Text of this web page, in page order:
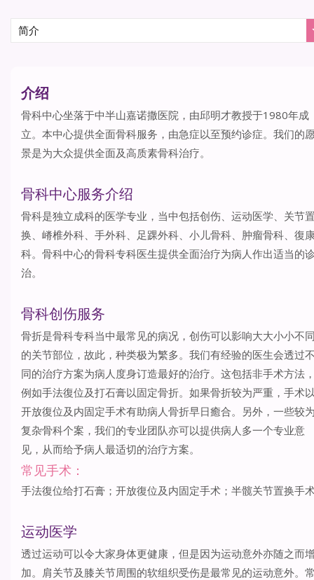
介绍
骨科中心坐落于中半山嘉诺撒医院，由邱明才教授于1980年成
立。本中心提供全面骨科服务，由急症以至预约诊症。我们的
景是为大众提供全面及高质素骨科治疗。
骨科中心服务介绍
骨科是独立成科的医学专业，当中包括创伤、运动医学、关节
换、嵴椎外科、手外科、足踝外科、小儿骨科、肿瘤骨科、復
科。骨科中心的骨科专科医生提供全面治疗为病人作出适当的
治。
骨科创伤服务
骨折是骨科专科当中最常见的病况，创伤可以影响大大小小不
的关节部位，故此，种类极为繁多。我们有经验的医生会透过
同的治疗方案为病人度身订造最好的治疗。这包括非手术方法
例如手法復位及打石膏以固定骨折。如果骨折较为严重，手术
开放復位及内固定手术有助病人骨折早日癒合。另外，一些较
复杂骨科个案，我们的专业团队亦可以提供病人多一个专业意
见，从而给予病人最适切的治疗方案。
常见手术：
手法復位给打石膏；开放復位及内固定手术；半髋关节置换手
运动医学
透过运动可以令大家身体更健康，但是因为运动意外亦随之而
加。肩关节及膝关节周围的软组织受伤是最常见的运动意外。